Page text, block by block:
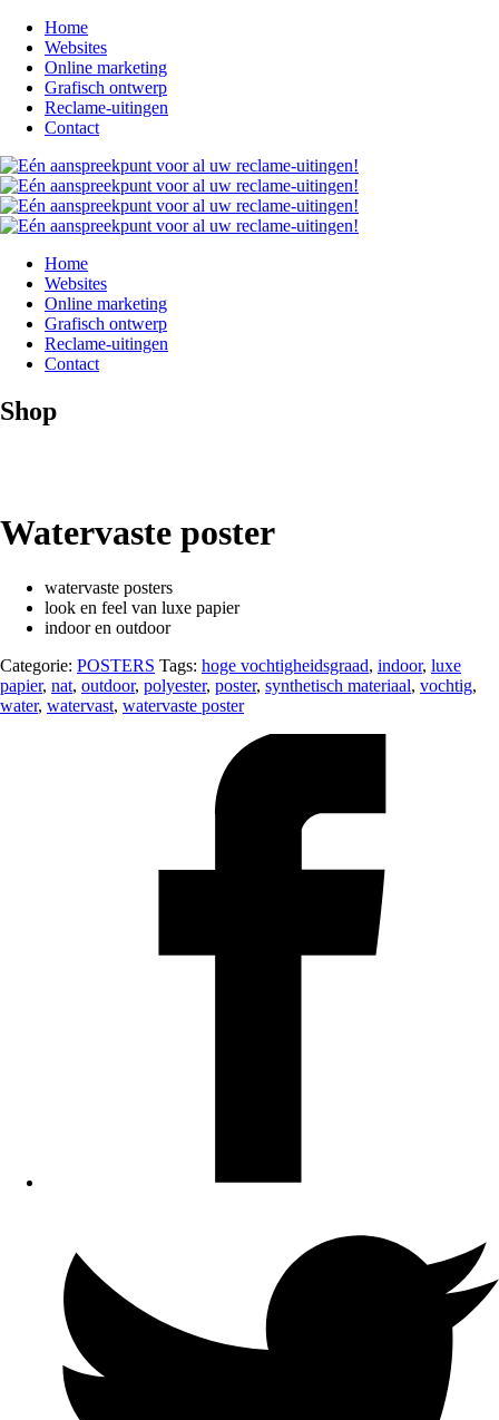
Home
Websites
Online marketing
Grafisch ontwerp
Reclame-uitingen
Contact
Home
Websites
Online marketing
Grafisch ontwerp
Reclame-uitingen
Contact
Shop
Watervaste poster
watervaste posters
look en feel van luxe papier
indoor en outdoor
Categorie: POSTERS Tags: hoge vochtigheidsgraad, indoor, luxe
papier, nat, outdoor, polyester, poster, synthetisch materiaal, vochtig,
water, watervast, watervaste poster